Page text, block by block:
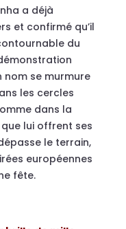
a déjà
et confirmé qu’il
du
nom se murmure
les cercles
dans la
lui offrent ses
le terrain,
européennes
fête.